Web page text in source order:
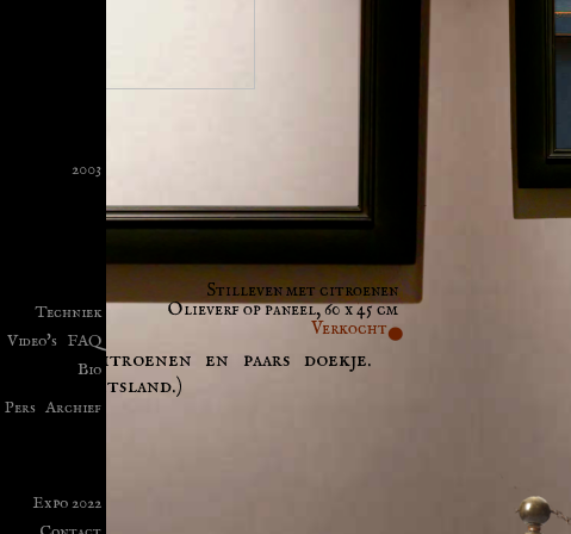
Stilleven met citroenen
Olieverf op paneel, 60 x 45 cm
Verkocht
met citroenen en paars doekje.
Duitsland.)